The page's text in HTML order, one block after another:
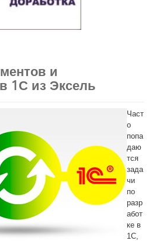
и
1С из Эксель
Част
о
попа
даю
тся
зада
чи
по
разр
абот
ке в
1С,